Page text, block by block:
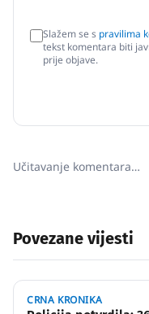
Slažem se s pravilima
tekst komentara biti
prije objave.
Učitavanje komentara…
Povezane vijesti
CRNA KRONIKA